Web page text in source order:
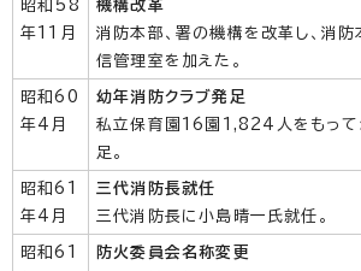
昭和58
年11月
機構改革
消防本部、署の機構を改革し、消
信管理室を加えた。
昭和60
年4月
幼年消防クラブ発足
私立保育園16園1,824人をもって
足。
昭和61
年4月
三代消防長就任
三代消防長に小島晴一氏就任。
昭和61
防火委員会名称変更